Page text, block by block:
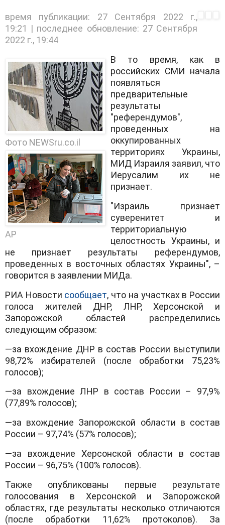
время публикации: 27 Сентября 2022 г.,
19:21 | последнее обновление: 27 Сентября
2022 г., 19:44
Фото NEWSru.co.il
AP
В то время, как в
российских СМИ начала
появляться
предварительные
результаты
"референдумов",
проведенных на
оккупированных
территориях Украины,
МИД Израиля заявил, что
Иерусалим их не
признает.
"Израиль признает
суверенитет и
территориальную
целостность Украины, и
не признает результаты референдумов,
проведенных в восточных областях Украины", –
говорится в заявлении МИДа.
РИА Новости сообщает, что на участках в России
голоса жителей ДНР, ЛНР, Херсонской и
Запорожской областей распределились
следующим образом:
—за вхождение ДНР в состав России выступили
98,72% избирателей (после обработки 75,23%
голосов);
—за вхождение ЛНР в состав России – 97,9%
(77,89% голосов);
—за вхождение Запорожской области в состав
России – 97,74% (57% голосов);
—за вхождение Херсонской области в состав
России – 96,75% (100% голосов).
Также опубликованы первые результате
голосования в Херсонской и Запорожской
областях, где результаты несколько отличаются
(после обработки 11,62% протоколов). За